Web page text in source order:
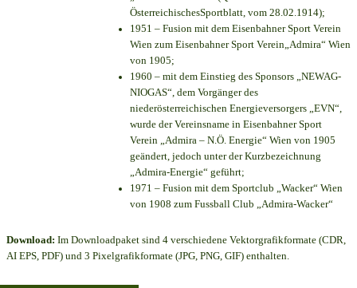
ÖsterreichischesSportblatt, vom 28.02.1914);
1951 – Fusion mit dem Eisenbahner Sport Verein
Wien zum Eisenbahner Sport Verein„Admira“ Wien
von 1905;
1960 – mit dem Einstieg des Sponsors „NEWAG-
NIOGAS“, dem Vorgänger des
niederösterreichischen Energieversorgers „EVN“,
wurde der Vereinsname in Eisenbahner Sport
Verein „Admira – N.Ö. Energie“ Wien von 1905
geändert, jedoch unter der Kurzbezeichnung
„Admira-Energie“ geführt;
1971 – Fusion mit dem Sportclub „Wacker“ Wien
von 1908 zum Fussball Club „Admira-Wacker“
Download: Im Downloadpaket sind 4 verschiedene Vektorgrafikformate (CDR,
AI EPS, PDF) und 3 Pixelgrafikformate (JPG, PNG, GIF) enthalten.